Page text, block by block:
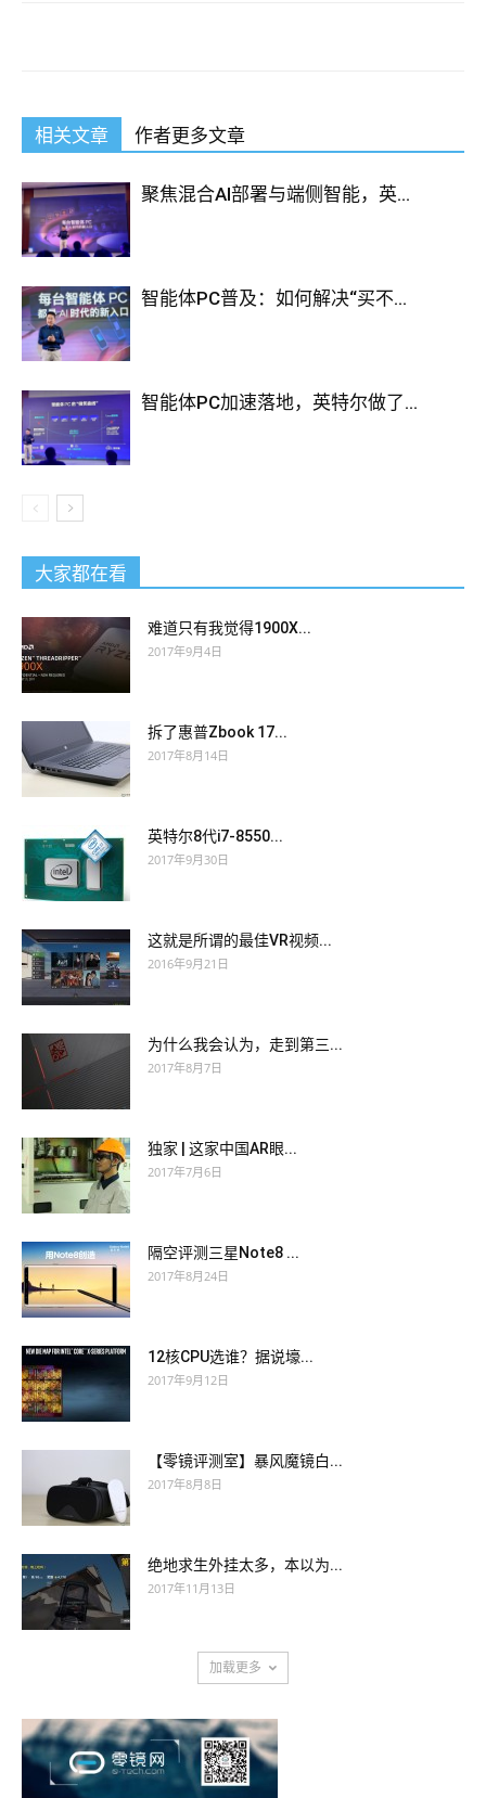
相关文章 作者更多文章
聚焦混合AI部署与端侧智能，英...
智能体PC普及：如何解决“买不...
智能体PC加速落地，英特尔做了...
大家都在看
难道只有我觉得1900X...
2017年9月4日
拆了惠普Zbook 17...
2017年8月14日
英特尔8代i7-8550...
2017年9月30日
这就是所谓的最佳VR视频...
2016年9月21日
为什么我会认为，走到第三...
2017年8月7日
独家 | 这家中国AR眼...
2017年7月6日
隔空评测三星Note8 ...
2017年8月24日
12核CPU选谁？据说壕...
2017年9月12日
【零镜评测室】暴风魔镜白...
2017年8月8日
绝地求生外挂太多，本以为...
2017年11月13日
加载更多